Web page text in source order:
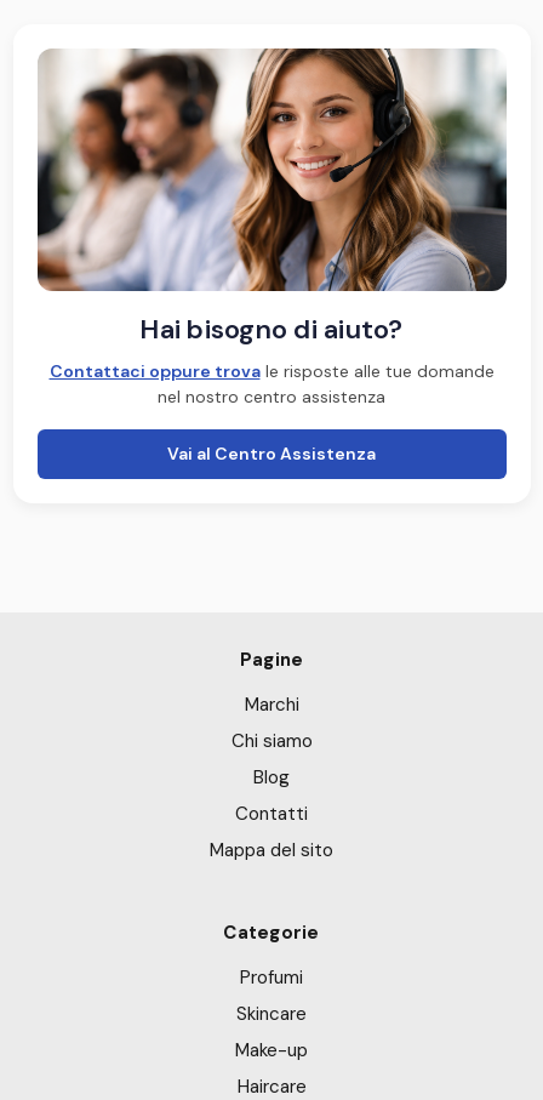
Hai bisogno di aiuto?
Contattaci oppure trovale risposte alle tue domande
nel nostro centro assistenza
Vai al Centro Assistenza
Pagine
Marchi
Chi siamo
Blog
Contatti
Mappa del sito
Categorie
Profumi
Skincare
Make-up
Haircare